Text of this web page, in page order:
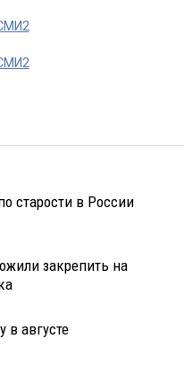
старости в России
закрепить на
в августе